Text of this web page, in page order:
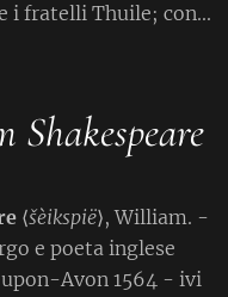
i fratelli Thuile; con...
Shakespeare
⟨šèikspië⟩, William. -
e poeta inglese
Avon 1564 - ivi